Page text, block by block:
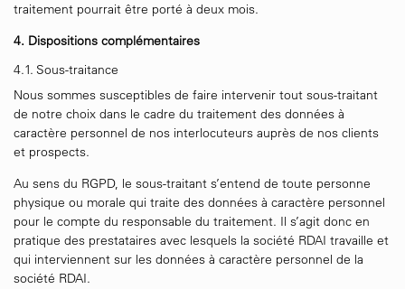
traitement pourrait être porté à deux mois.
4. Dispositions complémentaires
4.1. Sous-traitance
Nous sommes susceptibles de faire intervenir tout sous-traitant
de notre choix dans le cadre du traitement des données à
caractère personnel de nos interlocuteurs auprès de nos clients
et prospects.
Au sens du RGPD, le sous-traitant s’entend de toute personne
physique ou morale qui traite des données à caractère personnel
pour le compte du responsable du traitement. Il s’agit donc en
pratique des prestataires avec lesquels la société RDAI travaille et
qui interviennent sur les données à caractère personnel de la
société RDAI.